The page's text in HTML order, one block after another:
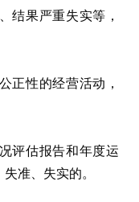
结果严重失实等，
正性的经营活动，
评估报告和年度运
准、失实的。